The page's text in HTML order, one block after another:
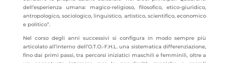
dell’esperienza umana: magico-religioso, filosofico, etico-giuridico,
antropologico, sociologico, linguistico, artistico, scientifico, economico
e politico”.
Nel corso degli anni successivi si configura in modo sempre più
articolato all’interno dell’O.T.O.-F.H.L. una sistematica differenziazione,
fino dai primi passi, tra percorsi iniziatici maschili e femminili, oltre a